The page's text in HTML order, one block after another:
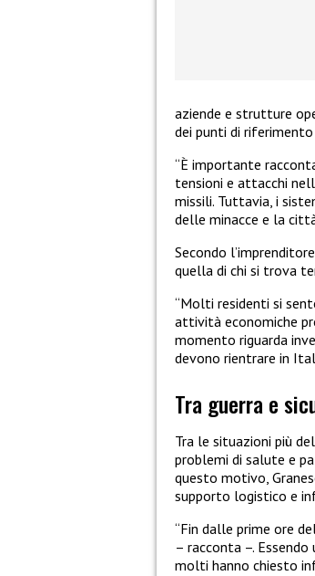
aziende e strutture
dei punti di
“È importante
tensioni e attacchi
missili. Tuttavia, i
delle minacce e la
Secondo
quella di chi si trova
“Molti residenti si
attività economiche
momento riguarda
devono rientrare in
Tra guerra e
Tra le situazioni più
problemi di salute e
questo motivo,
supporto logistico e
“Fin dalle prime ore
– racconta –.
molti hanno chiesto